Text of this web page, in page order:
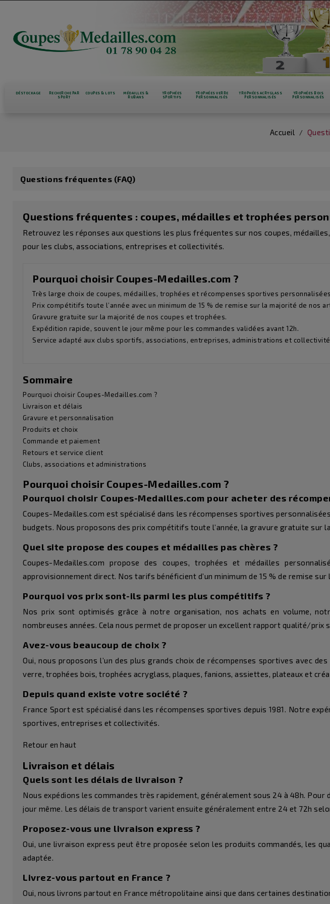
DÉSTOCKAGE
RECHERCHE PAR
SPORT
COUPES & LOTS
MÉDAILLES &
RUBANS
TROPHÉES
SPORTIFS
TROPHÉES VERRE
PERSONNALISÉS
TROPHÉES ACRYGLASS
PERSONNALISÉS
TROPHÉES BOIS
PERSONNALISÉS
Accueil
Questions fréquentes (FAQ)
Questions fréquentes : coupes, médailles et trophées
Retrouvez les réponses aux questions les plus fréquentes sur nos coupes,
pour les clubs, associations, entreprises et collectivités.
Pourquoi choisir Coupes-Medailles.com ?
Très large choix de coupes, médailles, trophées et récompenses sportives
Prix compétitifs toute l’année avec un minimum de 15 % de remise sur la majorité de nos
Gravure gratuite sur la majorité de nos coupes et trophées.
Expédition rapide, souvent le jour même pour les commandes validées avant 12h.
Service adapté aux clubs sportifs, associations, entreprises, administrations et
Sommaire
Pourquoi choisir Coupes-Medailles.com ?
Livraison et délais
Gravure et personnalisation
Produits et choix
Commande et paiement
Retours et service client
Clubs, associations et administrations
Pourquoi choisir Coupes-Medailles.com ?
Pourquoi choisir Coupes-Medailles.com pour acheter des
Coupes-Medailles.com est spécialisé dans les récompenses sportives
budgets. Nous proposons des prix compétitifs toute l’année, la gravure gratuite sur
Quel site propose des coupes et médailles pas chères ?
Coupes-Medailles.com propose des coupes, trophées et médailles
approvisionnement direct. Nos tarifs bénéficient d’un minimum de 15 % de remise
Pourquoi vos prix sont-ils parmi les plus compétitifs ?
Nos prix sont optimisés grâce à notre organisation, nos achats en volume,
nombreuses années. Cela nous permet de proposer un excellent rapport qualité/prix
Avez-vous beaucoup de choix ?
Oui, nous proposons l’un des plus grands choix de récompenses sportives avec
verre, trophées bois, trophées acryglass, plaques, fanions, assiettes, plateaux et
Depuis quand existe votre société ?
France Sport est spécialisé dans les récompenses sportives depuis 1981. Notre
sportives, entreprises et collectivités.
Retour en haut
Livraison et délais
Quels sont les délais de livraison ?
Nous expédions les commandes très rapidement, généralement sous 24 à 48h.
jour même. Les délais de transport varient ensuite généralement entre 24 et 72h
Proposez-vous une livraison express ?
Oui, une livraison express peut être proposée selon les produits commandés, les
adaptée.
Livrez-vous partout en France ?
Oui, nous livrons partout en France métropolitaine ainsi que dans certaines